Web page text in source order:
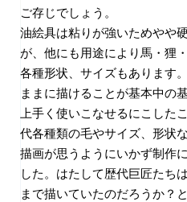
ご存じでしょう。
油絵具は粘りが強いためやや
が、他にも用途により馬・狸
各種形状、サイズもあります
ままに描けることが基本中の
上手く使いこなせるにこした
代各種類の毛やサイズ、形状
描画が思うようにいかず制作
した。はたして歴代巨匠たち
まで描いていたのだろうか？と